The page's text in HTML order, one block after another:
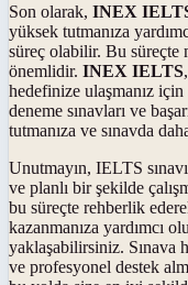
Son olarak, INEX
yüksek tutmanıza
süreç olabilir. Bu süreçte
önemlidir. INEX IELTS
hedefinize ulaşmanız
deneme sınavları ve
tutmanıza ve sınavda
Unutmayın, IELTS
ve planlı bir şekilde
bu süreçte rehberlik
kazanmanıza yardımcı
yaklaşabilirsiniz. Sınava
ve profesyonel destek